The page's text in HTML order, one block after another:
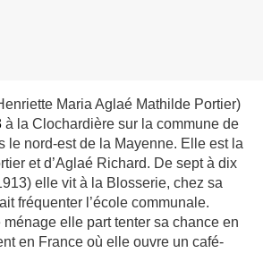
Maria Aglaé Mathilde Portier)
à la Clochardière sur la commune de
le nord-est de la Mayenne. Elle est la
et d’Aglaé Richard. De sept à dix
elle vit à la Blosserie, chez sa
fréquenter l’école communale.
elle part tenter sa chance en
en France où elle ouvre un café-